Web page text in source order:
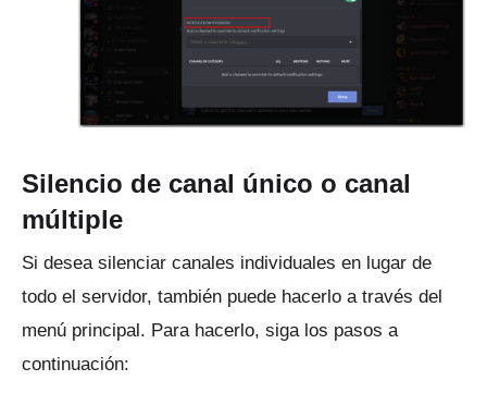
Silencio de canal único o canal
múltiple
Si desea silenciar canales individuales en lugar de
todo el servidor, también puede hacerlo a través del
menú principal. Para hacerlo, siga los pasos a
continuación: